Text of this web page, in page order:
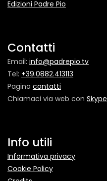
Edizioni Padre Pio
Contatti
Email: info@padrepio.tv
Tel: +39.0882.413113
Pagina contatti
Chiamaci via web con Skype
Info utili
Informativa privacy
Cookie Policy